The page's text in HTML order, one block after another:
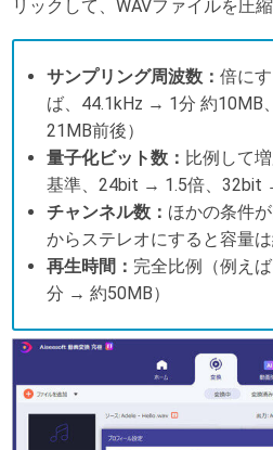
リックして、WAVファイルを圧
サンプリング周波数：倍に
ば、44.1kHz → 1分 約10MB
21MB前後）
量子化ビット数： 比例して
基準、24bit → 1.5倍、32bit
チャンネル数： ほかの条件
からステレオにすると容量
再生時間： 完全比例（例え
分 → 約50MB）